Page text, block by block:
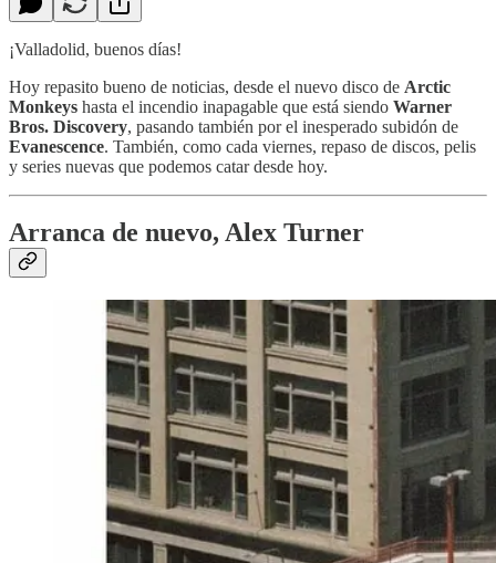
¡Valladolid, buenos días!
Hoy repasito bueno de noticias, desde el nuevo disco de Arctic
Monkeys hasta el incendio inapagable que está siendo Warner
Bros. Discovery, pasando también por el inesperado subidón de
Evanescence. También, como cada viernes, repaso de discos, pelis
y series nuevas que podemos catar desde hoy.
Arranca de nuevo, Alex Turner